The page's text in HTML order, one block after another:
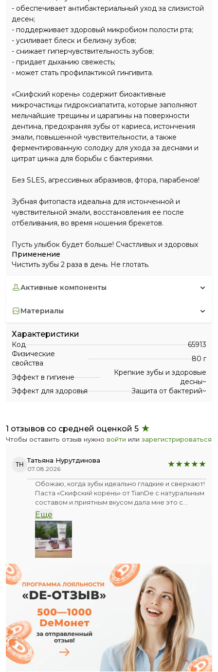
- обеспечивает антибактериальный уход за слизистой
десен;
- поддерживает здоровый микробиом полости рта;
- усиливает блеск и белизну зубов;
- снижает гиперчувствительность зубов;
- придает дыханию свежесть;
- может стать профилактикой гингивита.
«Скифский корень» содержит биоактивные
микрочастицы гидроксиапатита, которые заполняют
мельчайшие трещины и царапины на поверхности
дентина, предохраняя зубы от кариеса, истончения
эмали, повышенной чувствительности, а также
ферментированную солодку для ухода за деснами и
цитрат цинка для борьбы с бактериями.
Без SLES, агрессивных абразивов, фтора, парабенов!
Зубная фитопаста идеальна для истонченной и
чувствительной эмали, восстановления ее после
отбеливания, во время ношения брекетов.
Пусть улыбок будет больше! Счастливых и здоровых
Применение
Чистить зубы 2 раза в день. Не глотать.
активные компоненты
материалы
Характеристики
Код
65913
Физические
свойства
80 г
Эффект в гигиене
Крепкие зубы и здоровые
десны~
Эффект для здоровья
Защита от бактерий~
1 отзывов со средней оценкой 5
Чтобы оставить отзыв нужно войти или зарегистрироваться
ТН Татьяна Нурутдинова
07.08.2026
Обожаю, когда зубы идеально гладкие и сверкают!
Паста «Скифский корень» от TianDe с натуральным
составом и приятным вкусом дала мне это с
первой чистки.
Провела языком — и ахнула: ни разу не было такой
гладкой поверхности! Никакого дискомфорта,
только невероятная гладкость и здоровый блеск.
Эффект жидкой пломбы работает идеально! Да
И главное — без боли! Эмаль не страдает,
чувствительность ушла, а цвет стал естественно-
сияющим.
В дуэте с нашей щёточкой эффект приходит ещё
легче и быстрее.
Теперь улыбаюсь просто потому, что мне нравится
смотреть на свои зубы в зеркале ❤️. Честно, в
восторге! Мой баланс чистоты найден!
Еще